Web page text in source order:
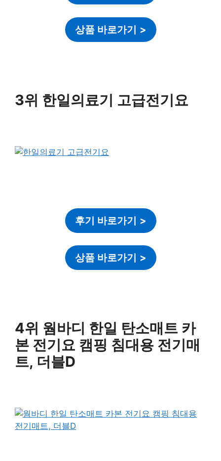
상품 바로가기 >
3위 한일의료기 고급전기요
후기 바로가기 >
상품 바로가기 >
4위 웜바디 한일 탄소매트 카
본 전기요 캠핑 침대용 전기매
트, 더블D